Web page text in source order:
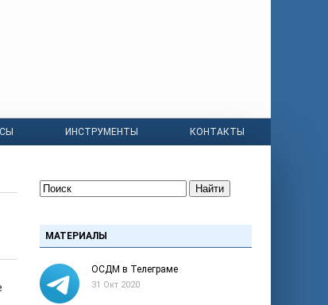
ИНСТРУМЕНТЫ КОНТАКТЫ
Найти
МАТЕРИАЛЫ
ОСДМ в Телеграме
31 Окт 2020